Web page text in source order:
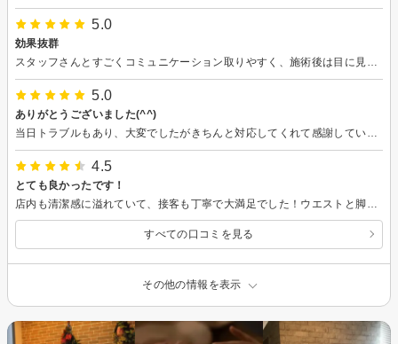
5.0
効果抜群
5.0
ありがとうございました(^^)
4.5
とても良かったです！
すべての口コミを見る
その他の情報を表示